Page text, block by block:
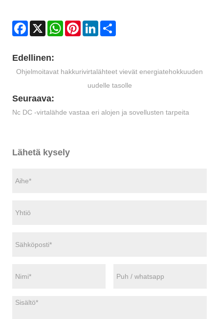
Facebook
X WhatsAppPinterestLinkedIn
Edellinen:
Ohjelmoitavat hakkurivirtalähteet vievät energiatehokkuuden
uudelle tasolle
Seuraava:
Nc DC -virtalähde vastaa eri alojen ja sovellusten tarpeita
Lähetä kysely